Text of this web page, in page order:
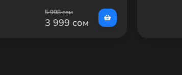
5 998 сом
3 999 сом